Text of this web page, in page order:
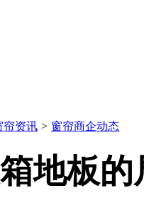
帘资讯 > 窗帘商企动态
地板